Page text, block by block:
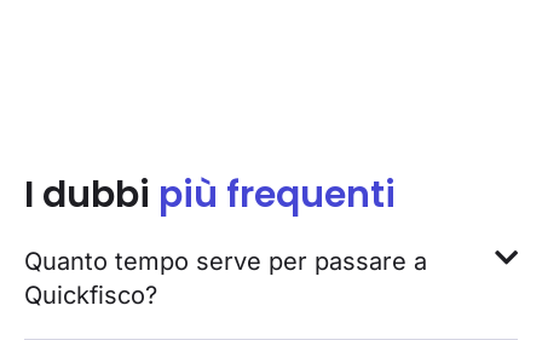
I dubbi più frequenti
Quanto tempo serve per passare a
Quickfisco?